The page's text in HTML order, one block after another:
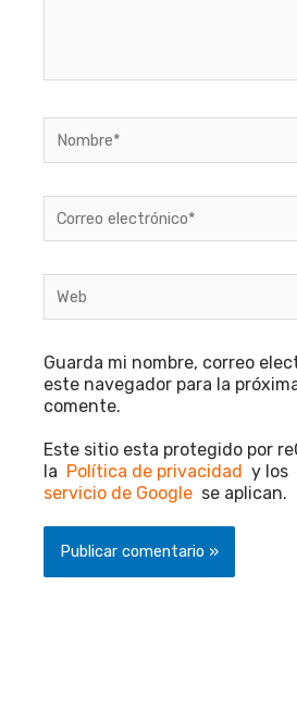
electrónico*
Guarda mi nombre, correo
este navegador para la
comente.
Este sitio esta protegido por
la Política de privacidad y los
servicio de Google se aplican.